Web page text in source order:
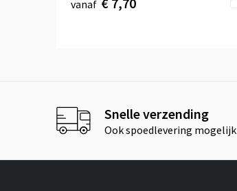
vanaf
Snelle verzending
Ook spoedlevering mogelijk